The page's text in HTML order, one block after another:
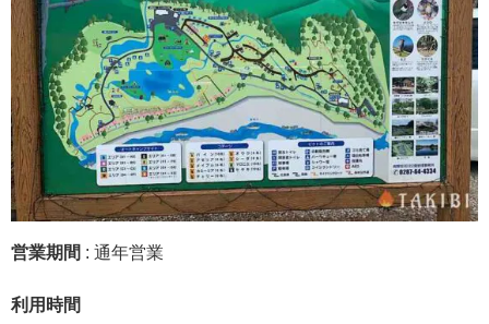
営業期間 : 通年営業
利用時間